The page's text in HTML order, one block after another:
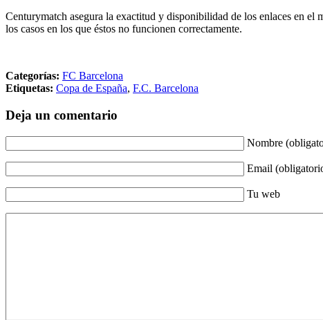
Centurymatch asegura la exactitud y disponibilidad de los enlaces en el
los casos en los que éstos no funcionen correctamente.
Categorías: FC Barcelona
Etiquetas: Copa de España, F.C. Barcelona
Deja un comentario
Nombre
Email
Tu web